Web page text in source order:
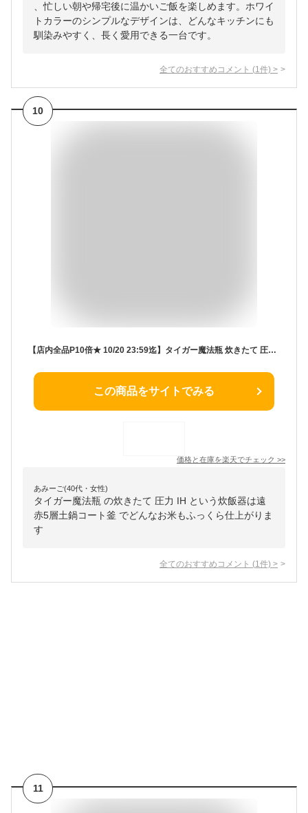
、忙しい朝や帰宅後に温かいご飯を楽しめます。ホワイ
トカラーのシンプルなデザインは、どんなキッチンにも
馴染みやすく、長く愛用できる一台です。
全てのおすすめコメント (1 件) >
10
【店内全品P10倍★ 10/20 23:59迄】タイガー魔法瓶 炊きたて 圧力 IH 炊飯器 お手入れ2点 日本製 遠赤5層土鍋コート釜 JPV-N100 JPV-N180 調理 5.5合 1升 ブラック 調理 早炊き 土鍋コーティング 冷凍ご飯 少量 食洗機対応 タイガー
この商品をサイトでみる
価格と在庫を楽天でチェック >>
あみーご(40代・女性)
タイガー魔法瓶 の炊きたて 圧力 IH という炊飯器は遠
赤5層土鍋コート釜 でどんなお米もふっくら仕上がりま
す
全てのおすすめコメント (1 件) >
11